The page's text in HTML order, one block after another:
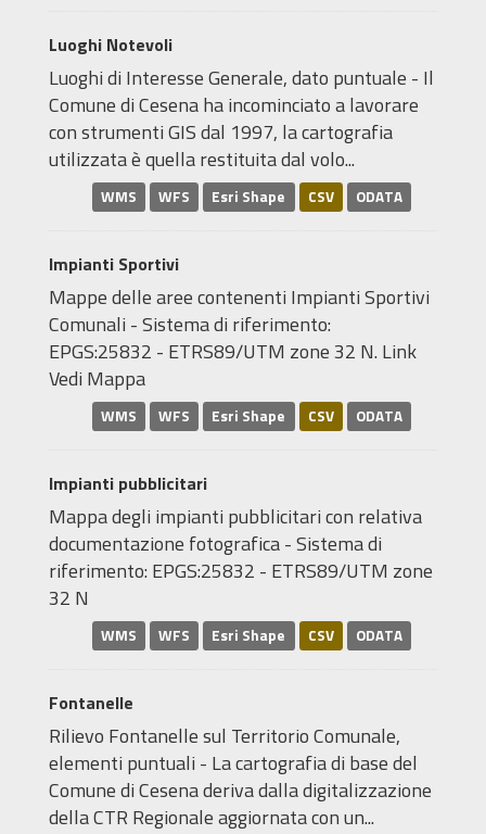
Luoghi Notevoli
Luoghi di Interesse Generale, dato puntuale - Il
Comune di Cesena ha incominciato a lavorare
con strumenti GIS dal 1997, la cartografia
utilizzata è quella restituita dal volo...
WMS WFS Esri Shape CSV ODATA
Impianti Sportivi
Mappe delle aree contenenti Impianti Sportivi
Comunali - Sistema di riferimento:
EPGS:25832 - ETRS89/UTM zone 32 N. Link
Vedi Mappa
WMS WFS Esri Shape CSV ODATA
Impianti pubblicitari
Mappa degli impianti pubblicitari con relativa
documentazione fotografica - Sistema di
riferimento: EPGS:25832 - ETRS89/UTM zone
32 N
WMS WFS Esri Shape CSV ODATA
Fontanelle
Rilievo Fontanelle sul Territorio Comunale,
elementi puntuali - La cartografia di base del
Comune di Cesena deriva dalla digitalizzazione
della CTR Regionale aggiornata con un...